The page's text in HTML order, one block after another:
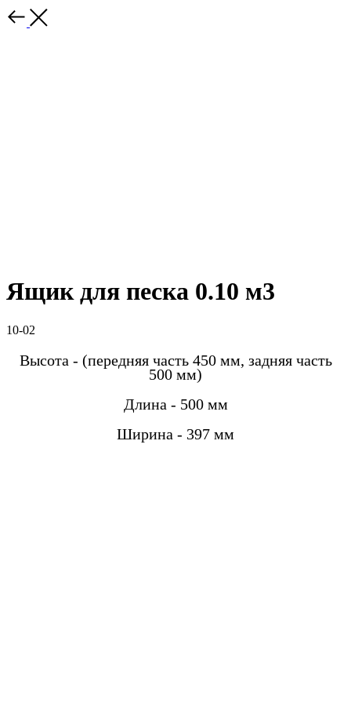
Ящик для песка 0.10 м3
10-02
Высота - (передняя часть 450 мм, задняя часть
500 мм)
Длина - 500 мм
Ширина - 397 мм